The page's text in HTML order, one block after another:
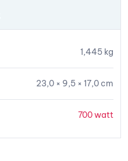
1,445 kg
23,0 × 9,5 × 17,0 cm
700 watt